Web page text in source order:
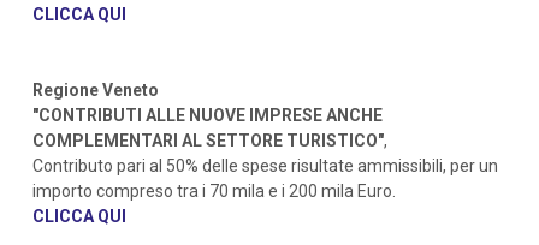
CLICCA QUI
Regione Veneto
"CONTRIBUTI ALLE NUOVE IMPRESE ANCHE
COMPLEMENTARI AL SETTORE TURISTICO",
Contributo pari al 50% delle spese risultate ammissibili, per un
importo compreso tra i 70 mila e i 200 mila Euro.
CLICCA QUI